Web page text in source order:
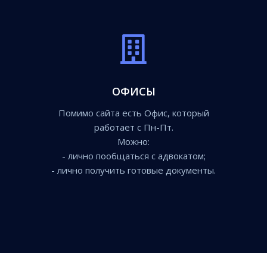
ОФИСЫ
Помимо сайта есть Офис, который
работает с Пн-Пт.
Можно:
- лично пообщаться с адвокатом;
- лично получить готовые документы.